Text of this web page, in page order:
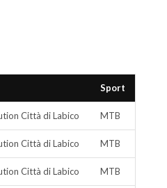
Sport
Città di Labico MTB
Città di Labico MTB
Città di Labico MTB